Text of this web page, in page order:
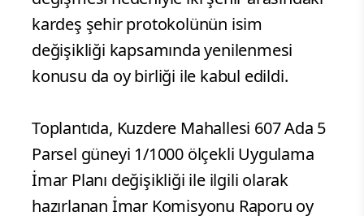
kardeş şehir protokolünün isim
değişikliği kapsamında yenilenmesi
konusu da oy birliği ile kabul edildi.
Toplantıda, Kuzdere Mahallesi 607 Ada 5
Parsel güneyi 1/1000 ölçekli Uygulama
İmar Planı değişikliği ile ilgili olarak
hazırlanan İmar Komisyonu Raporu oy